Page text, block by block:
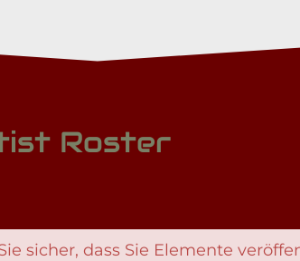
Roster
sicher, dass Sie Elemente